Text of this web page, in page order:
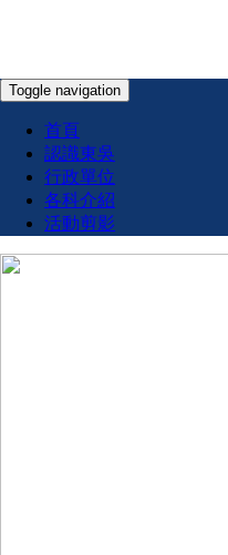
Toggle navigation
首頁
認識東吳
行政單位
各科介紹
活動剪影